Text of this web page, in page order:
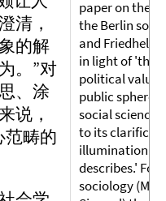
清，
的解
。”对
、涂
说，
范畴的
paper on the
the Berlin
and
in light of 'the
political value
public sphere
social
to its
illumination of
describes.' For
sociology